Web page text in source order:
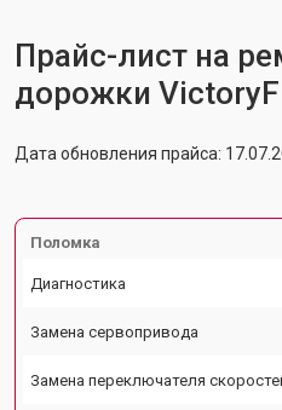
Прайс-лист на
дорожки
Дата обновления прайса:
Поломка
Диагностика
Замена сервопривода
Замена переключателя